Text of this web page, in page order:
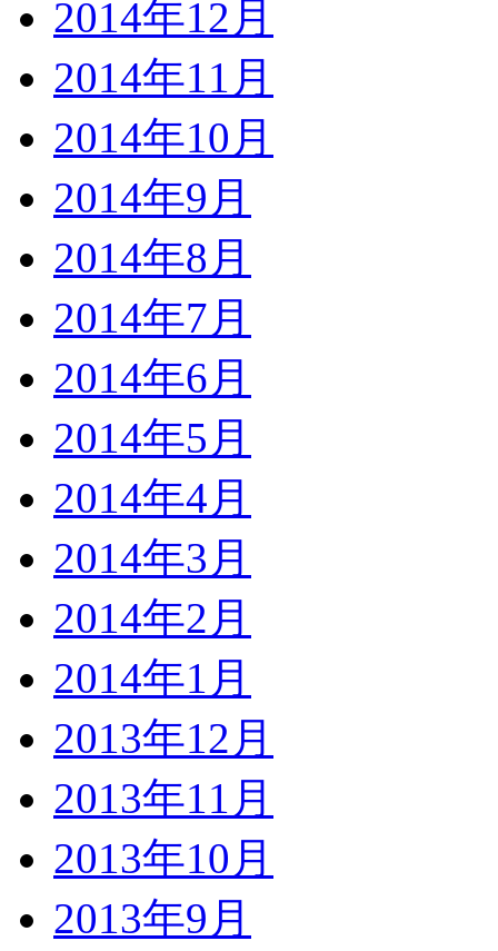
2014年12月
2014年11月
2014年10月
2014年9月
2014年8月
2014年7月
2014年6月
2014年5月
2014年4月
2014年3月
2014年2月
2014年1月
2013年12月
2013年11月
2013年10月
2013年9月